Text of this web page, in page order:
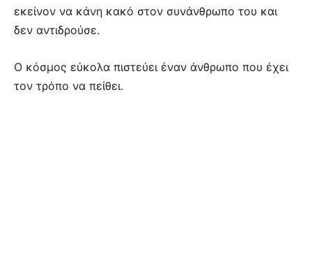
εκείνον να κάνη κακό στον συνάνθρωπο του και
δεν αντιδρούσε.
Ο κόσμος εύκολα πιστεύει έναν άνθρωπο που έχει
τον τρόπο να πείθει.